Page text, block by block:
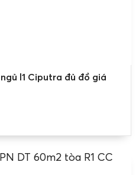
l1 Ciputra đủ đồ giá